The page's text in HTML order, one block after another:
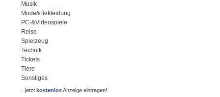
Musik
Mode&Bekleidung
PC-&Videospiele
Reise
Spielzeug
Technik
Tickets
Tiere
Sonstiges
...jetztkostenlosAnzeige eintragen!